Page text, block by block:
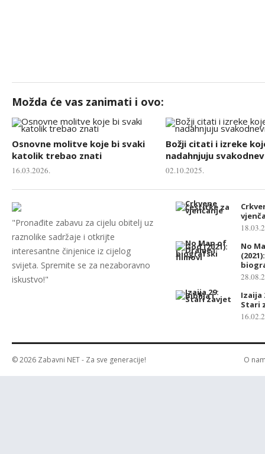
Možda će vas zanimati i ovo:
Osnovne molitve koje bi svaki
katolik trebao znati
16.03.2026.
Božji citati i izreke
nadahnjuju
02.10.2025.
"Pronađite zabavu za cijelu obitelj uz
raznolike sadržaje i otkrijte
interesantne činjenice iz cijelog
svijeta. Spremite se za nezaboravno
iskustvo!"
No
Izaija
Stari
© 2026 Zabavni NET- Za sve generacije! O